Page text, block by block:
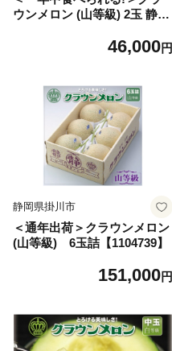
ウンメロン (山等級) 2玉 静岡
46,000円
静岡県掛川市
＜通年出荷＞クラウンメロン
(山等級) 6玉詰【1104739】
151,000円